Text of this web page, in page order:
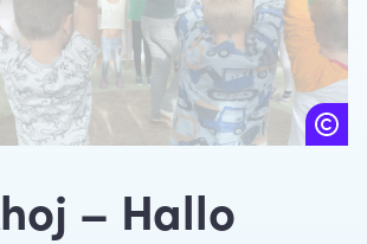
– Hallo